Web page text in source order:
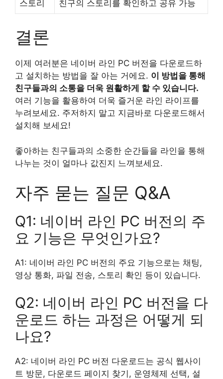
스토리 친구의 스토리를 확인하고 공유 가능
결론
이제 여러분은 네이버 라인 PC 버전을 다운로드하
고 설치하는 방법을 잘 아는 거에요. 이 방법을 통해
친구들과의 소통을 더욱 원활하게 할 수 있습니다.
여러 기능을 활용하여 더욱 즐거운 라인 라이프를
누려보세요. 주저하지 말고 지금바로 다운로드해서
설치해 보세요!
좋아하는 친구들과의 소중한 순간들을 라인을 통해
나누는 것이 얼마나 값진지 느껴보세요.
자주 묻는 질문 Q&A
Q1: 네이버 라인 PC 버전의 주
요 기능은 무엇인가요?
A1: 네이버 라인 PC 버전의 주요 기능으로는 채팅,
영상 통화, 파일 전송, 스토리 확인 등이 있습니다.
Q2: 네이버 라인 PC 버전을 다
운로드 하는 과정은 어떻게 되
나요?
A2: 네이버 라인 PC 버전 다운로드는 공식 웹사이
트 방문, 다운로드 페이지 찾기, 운영체제 선택, 설